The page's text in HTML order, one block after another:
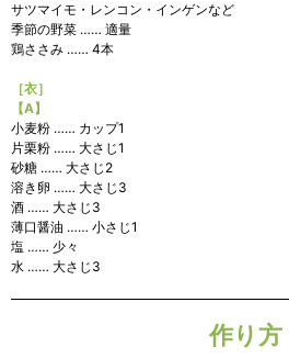
サツマイモ・レンコン・インゲンなど
季節の野菜 …… 適量
鶏ささみ …… 4本
［衣］
【A】
小麦粉 …… カップ1
片栗粉 …… 大さじ1
砂糖 …… 大さじ2
溶き卵 …… 大さじ3
酒 …… 大さじ3
薄口醤油 …… 小さじ1
塩 …… 少々
水 …… 大さじ3
作り方